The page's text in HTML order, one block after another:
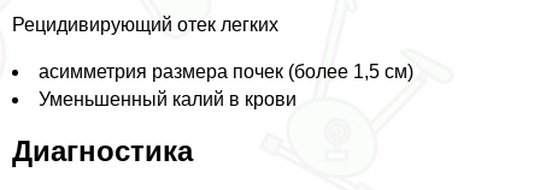
Рецидивирующий отек легких
асимметрия размера почек (более 1,5 см)
Уменьшенный калий в крови
Диагностика